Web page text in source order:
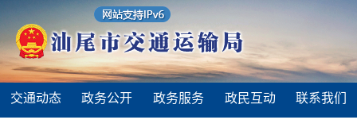
交通动态 政务公开 政务服务 政民互动 联系我们